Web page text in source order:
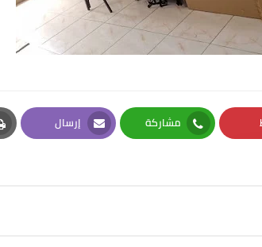
مشاركة
Whatsapp
إرسال
Email